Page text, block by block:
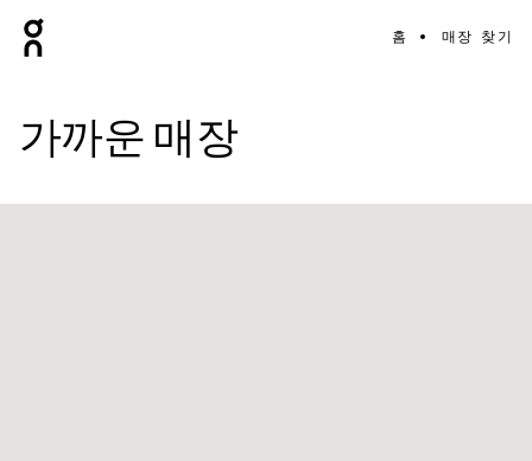
홈 매장 찾기
가까운 매장